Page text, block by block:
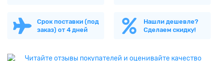
Срок поставки (под
заказ) от 4 дней
Нашли дешевле?
Сделаем скидку!